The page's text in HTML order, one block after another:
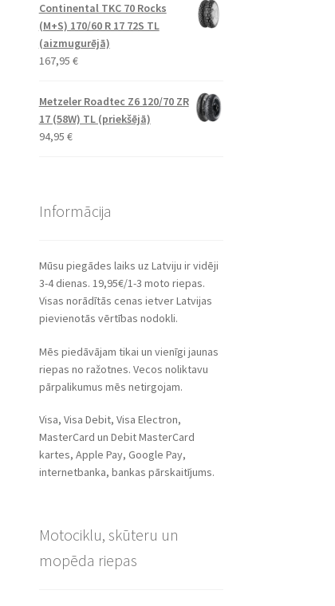
Continental TKC 70 Rocks
(M+S) 170/60 R 17 72S TL
(aizmugurējā)
167,95 €
Metzeler Roadtec Z6 120/70 ZR
17 (58W) TL (priekšējā)
94,95 €
Informācija
Mūsu piegādes laiks uz Latviju ir vidēji
3-4 dienas. 19,95€/1-3 moto riepas.
Visas norādītās cenas ietver Latvijas
pievienotās vērtības nodokli.
Mēs piedāvājam tikai un vienīgi jaunas
riepas no ražotnes. Vecos noliktavu
pārpalikumus mēs netirgojam.
Visa, Visa Debit, Visa Electron,
MasterCard un Debit MasterCard
kartes, Apple Pay, Google Pay,
internetbanka, bankas pārskaitījums.
Motociklu, skūteru un
mopēda riepas